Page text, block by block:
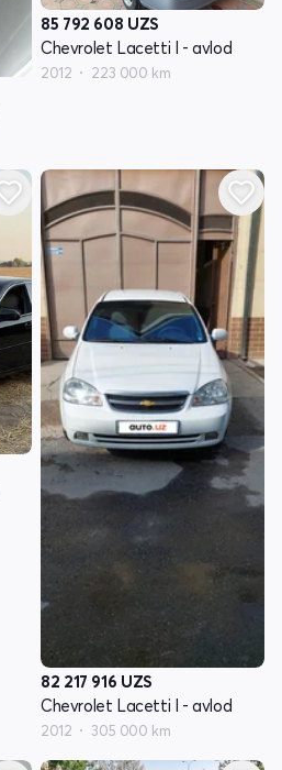
85 792 608 UZS
Chevrolet Lacetti I - avlod
2012 223 000 km
82 217 916 UZS
Chevrolet Lacetti I - avlod
2012 305 000 km